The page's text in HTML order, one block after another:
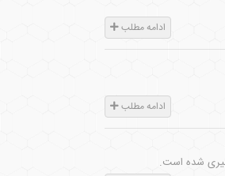
ادامه مطلب
ادامه مطلب